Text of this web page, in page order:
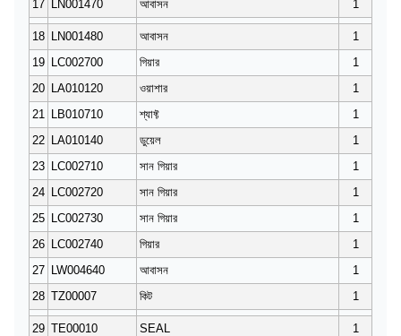
17
LN001470 আবাসন 1
18 LN001480 আবাসন
1
19
LC002700 গিয়ার
1
20
LA010120 ওয়াশার
1
21
LB010710 শ্যাফ্ট
1
22
LA010140 ডুয়েল
1
23
LC002710 সান গিয়ার
1
24
LC002720 সান গিয়ার
1
25
LC002730 সান গিয়ার
1
26
LC002740 গিয়ার
1
27
LW004640 আবাসন
1
28 TZ00007 কিট 1
29 TE00010 SEAL
1